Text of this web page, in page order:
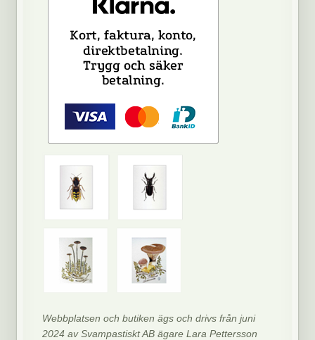
Webbplatsen och butiken ägs och drivs från juni
2024 av Svampastiskt AB ägare Lara Pettersson